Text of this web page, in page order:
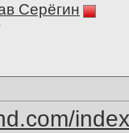
Серёгин